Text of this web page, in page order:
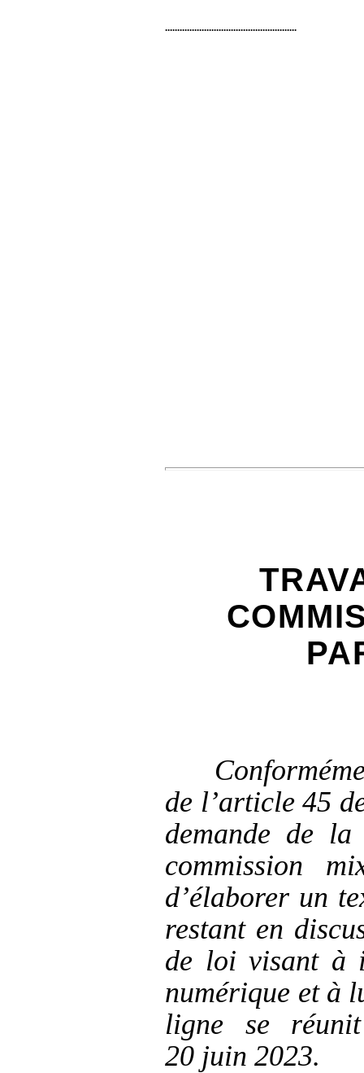
......................................................
de l’article 45
demande de
commission
d’élaborer un
restant en
de loi visant à
numérique et à
ligne se
20 juin 2023.